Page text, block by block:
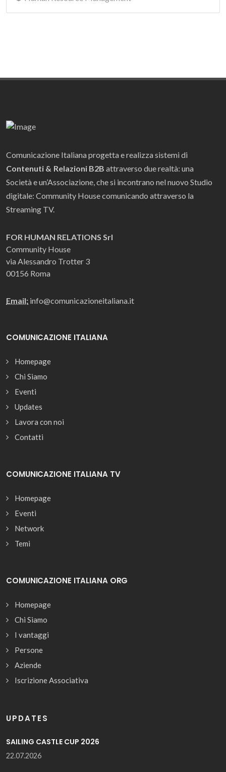
Comunicazione Italiana progetta e realizza sistemi di
Contenuti & Relazioni B2B attraverso due realtà: una
Società e un’Associazione, che si incontrano nel nuovo Studio
digitale: Community House comunicando attraverso la
Streaming TV.
FOR HUMAN RELATIONS Srl
Community House
via Alessandro Trotter 3
00156 Roma
Email: info@comunicazioneitaliana.it
COMUNICAZIONE ITALIANA
Homepage
Chi Siamo
Eventi
Updates
Lavora con noi
Contatti
COMUNICAZIONE ITALIANA TV
Homepage
Eventi
Network
Temi
COMUNICAZIONE ITALIANA ORG
Homepage
Chi Siamo
I vantaggi
Persone
Aziende
Iscrizione Associativa
UPDATES
SAILING CASTLE CUP 2026
22.07.2026